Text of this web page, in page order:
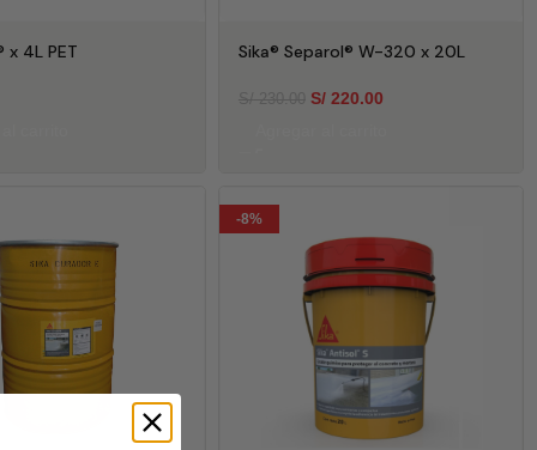
x 4L PET Sika® Separol® W-320 x 20L
S/220.00
-8%